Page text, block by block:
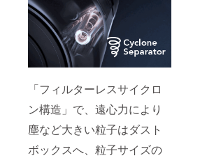
「フィルターレスサイクロ
ン構造」で、遠心力により
塵など大きい粒子はダスト
ボックスへ、粒子サイズの